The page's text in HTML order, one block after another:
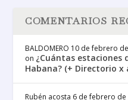
COMENTARIOS
BALDOMERO 10 de febrero
on ¿Cuántas estaciones
Habana? (+ Directorio x
Rubén acosta 6 de febrero de